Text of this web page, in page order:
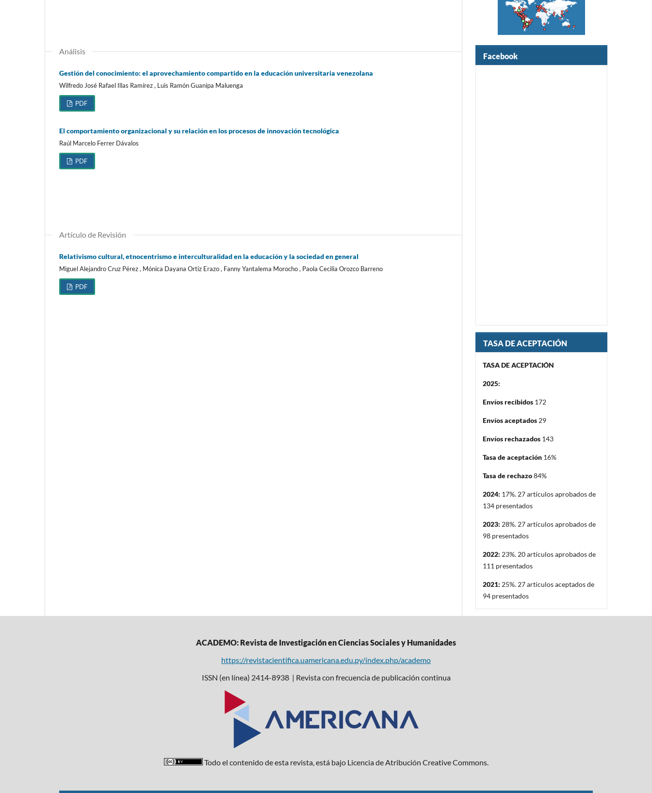
Análisis
Gestión del conocimiento: el aprovechamiento compartido en la educación universitaria venezolana
Wilfredo José Rafael Illas Ramírez , Luis Ramón Guanipa Maluenga
PDF
El comportamiento organizacional y su relación en los procesos de innovación tecnológica
Raúl Marcelo Ferrer Dávalos
PDF
Artículo de Revisión
Relativismo cultural, etnocentrismo e interculturalidad en la educación y la sociedad en general
Miguel Alejandro Cruz Pérez , Mónica Dayana Ortiz Erazo , Fanny Yantalema Morocho , Paola Cecilia Orozco Barreno
PDF
Facebook
TASA DE ACEPTACIÓN
TASA DE ACEPTACIÓN
2025:
Envíos recibidos 172
Envíos aceptados 29
Envíos rechazados 143
Tasa de aceptación 16%
Tasa de rechazo84%
2024: 17%. 27 artículos aprobados de
134 presentados
2023: 28%. 27 artículos aprobados de
98 presentados
2022: 23%. 20 artículos aprobados de
111 presentados
2021: 25%. 27 artículos aceptados de
94 presentados
ACADEMO: Revista de Investigación en Ciencias Sociales y Humanidades
https://revistacientifica.uamericana.edu.py/index.php/academo
ISSN (en línea) 2414-8938 | Revista con frecuencia de publicación continua
Todo el contenido de esta revista, está bajo Licencia de Atribución Creative Commons.